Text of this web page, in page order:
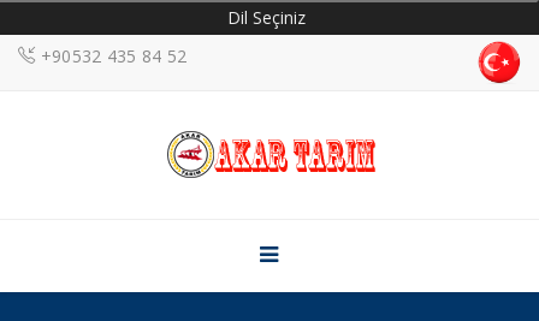
Dil Seçiniz
+90532 435 84 52
KURUMSAL
HABERLER
HİZMETLER